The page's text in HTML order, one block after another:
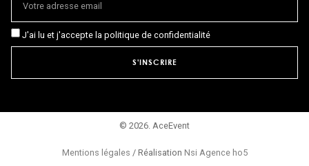
J'ai lu et j'accepte la politique de confidentialité
S'INSCRIRE
© 2026. AceEvent
Mentions légales / Réalisation Nsi Agence ho5